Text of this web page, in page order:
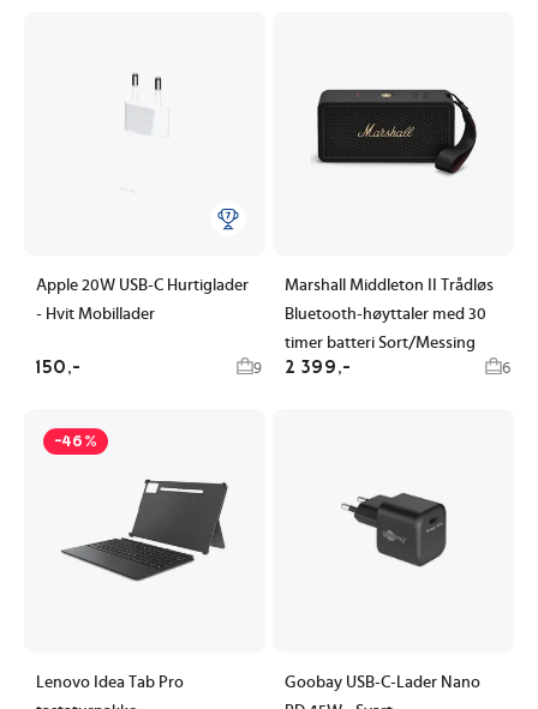
Apple 20W USB-C Hurtiglader
- Hvit Mobillader
150,- 9
Marshall Middleton II Trådløs
Bluetooth-høyttaler med 30
timer batteri Sort/Messing
2 399,- 6
-46%
Lenovo Idea Tab Pro
Goobay USB-C-Lader Nano